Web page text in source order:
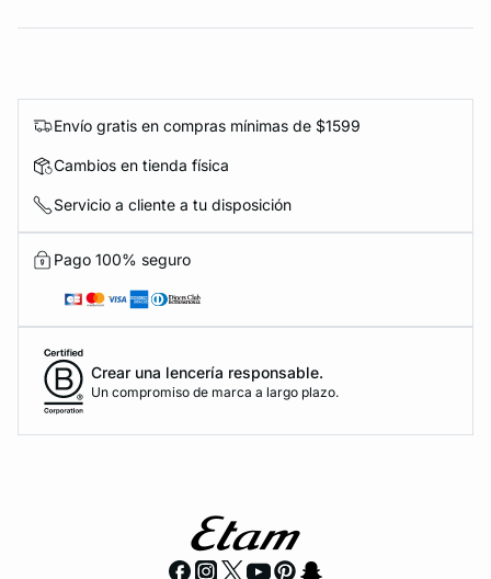
Envío gratis en compras mínimas de $1599
Cambios en tienda física
Servicio a cliente a tu disposición
Pago 100% seguro
Crear una lencería responsable.
Un compromiso de marca a largo plazo.